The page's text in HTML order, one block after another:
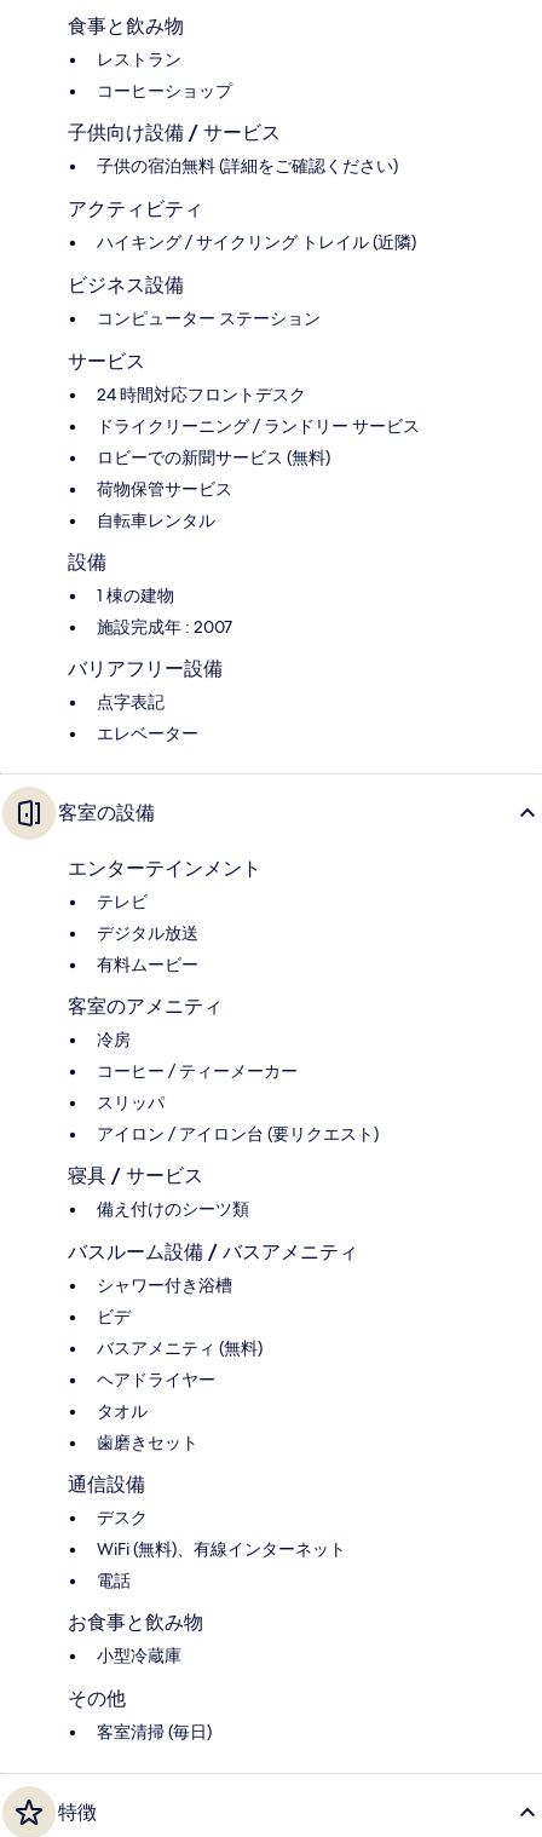
食事と飲み物
レストラン
コーヒーショップ
子供向け設備 / サービス
子供の宿泊無料 (詳細をご確認ください)
アクティビティ
ハイキング / サイクリング トレイル (近隣)
ビジネス設備
コンピューター ステーション
サービス
24 時間対応フロントデスク
ドライクリーニング / ランドリー サービス
ロビーでの新聞サービス (無料)
荷物保管サービス
自転車レンタル
設備
1 棟の建物
施設完成年 : 2007
バリアフリー設備
点字表記
エレベーター
客室の設備
エンターテインメント
テレビ
デジタル放送
有料ムービー
客室のアメニティ
冷房
コーヒー / ティーメーカー
スリッパ
アイロン / アイロン台 (要リクエスト)
寝具 / サービス
備え付けのシーツ類
バスルーム設備 / バスアメニティ
シャワー付き浴槽
ビデ
バスアメニティ (無料)
ヘアドライヤー
タオル
歯磨きセット
通信設備
デスク
WiFi (無料)、有線インターネット
電話
お食事と飲み物
小型冷蔵庫
その他
客室清掃 (毎日)
特徴